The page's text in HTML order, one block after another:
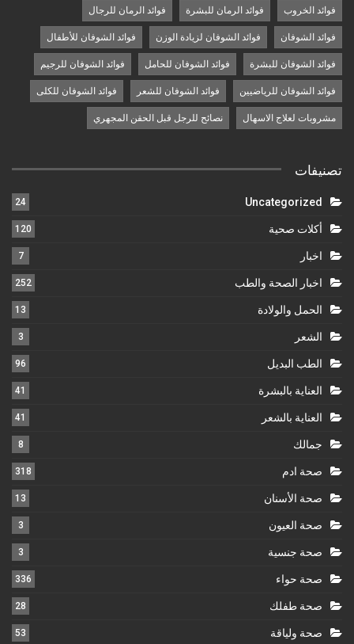
فوائد الخروب فوائد الرمان للبشرة فوائد الرمان للرجال
فوائد الشوفان فوائد الشوفان لزيادة الوزن فوائد الشوفان للأطفال
فوائد الشوفان للبشرة فوائد الشوفان للحامل فوائد الشوفان للرجيم
فوائد الشوفان للرياضيين فوائد الشوفان للشعر فوائد الشوفان للكلى
مشروبات لعلاج الاسهال نصائح للرجل قبل الحقن المجهري
تصنيفات
Uncategorized
24
أكلات صحية 120
اخبار 7
اخبار الصحة والطب 252
الحمل والولادة 13
الشعر 3
الطب البديل 96
العناية بالبشرة 41
العناية بالشعر 41
جمالك 8
صحة ادم 318
صحة الأسنان 13
صحة العيون 3
صحة جنسية 3
صحة حواء 336
صحة طفلك 28
صحة ولياقة 53